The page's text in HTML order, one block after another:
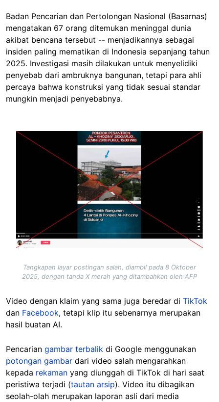
Badan Pencarian dan Pertolongan Nasional (Basarnas)
mengatakan 67 orang ditemukan meninggal dunia
akibat bencana tersebut -- menjadikannya sebagai
insiden paling mematikan di Indonesia sepanjang tahun
2025. Investigasi masih dilakukan untuk menyelidiki
penyebab dari ambruknya bangunan, tetapi para ahli
percaya bahwa konstruksi yang tidak sesuai standar
mungkin menjadi penyebabnya.
Image
Tangkapan layar postingan salah, diambil pada 8 Oktober
2025, dengan tanda X merah yang ditambahkan oleh AFP
Video dengan klaim yang sama juga beredar di TikTok
dan Facebook, tetapi klip itu sebenarnya merupakan
hasil buatan AI.
Pencarian gambar terbalik di Google menggunakan
potongan gambar dari video salah mengarahkan
kepada rekaman yang diunggah di TikTok di hari saat
peristiwa terjadi (tautan arsip). Video itu dibagikan
seolah-olah merupakan laporan asli dari media